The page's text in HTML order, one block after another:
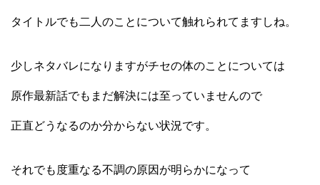
タイトルでも二人のことについて触れられてますしね。
少しネタバレになりますがチセの体のことについては
原作最新話でもまだ解決には至っていませんので
正直どうなるのか分からない状況です。
それでも度重なる不調の原因が明らかになって